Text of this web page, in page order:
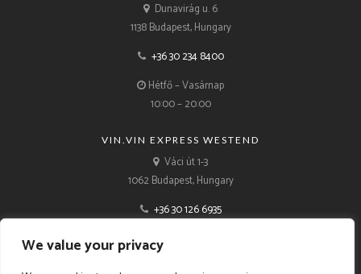
We value your privacy
Dunavirág u. 6
1138 Budapest, Hungary
+36 30 234 8400
Hétfő – Vasárnap
10:00 – 20:00
VIN.VIN EXPRESS WESTEND
Váci út 1-3
1062 Budapest, Hungary
+36 30 126 6935
Hétfő – Vasárnap
10:00 – 21:00